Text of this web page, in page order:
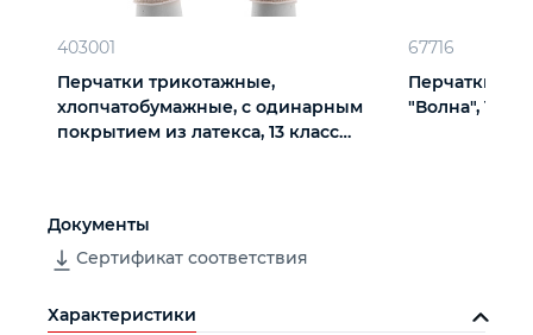
403001
Перчатки трикотажные,
хлопчатобумажные, с одинарным
покрытием из латекса, 13 класс
67716
Перчатки х/
"Волна", 10
Документы
Сертификат соответствия
Характеристики